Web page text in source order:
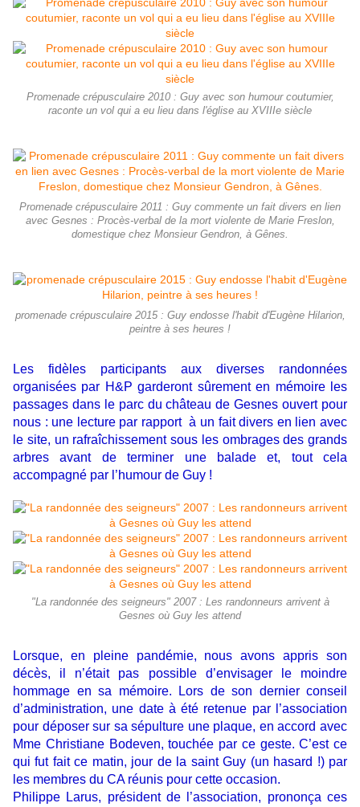
Promenade crépusculaire 2010 : Guy avec son humour coutumier,
raconte un vol qui a eu lieu dans l'église au XVIIIe siècle
Promenade crépusculaire 2011 : Guy commente un fait divers en lien
avec Gesnes : Procès-verbal de la mort violente de Marie Freslon,
domestique chez Monsieur Gendron, à Gênes.
promenade crépusculaire 2015 : Guy endosse l'habit d'Eugène Hilarion,
peintre à ses heures !
Les fidèles participants aux diverses randonnées
organisées par H&P garderont sûrement en mémoire les
passages dans le parc du château de Gesnes ouvert pour
nous : une lecture par rapport à un fait divers en lien avec
le site, un rafraîchissement sous les ombrages des grands
arbres avant de terminer une balade et, tout cela
accompagné par l’humour de Guy !
"La randonnée des seigneurs" 2007 : Les randonneurs arrivent à
Gesnes où Guy les attend
Lorsque, en pleine pandémie, nous avons appris son
décès, il n’était pas possible d’envisager le moindre
hommage en sa mémoire. Lors de son dernier conseil
d’administration, une date à été retenue par l’association
pour déposer sur sa sépulture une plaque, en accord avec
Mme Christiane Bodeven, touchée par ce geste. C’est ce
qui fut fait ce matin, jour de la saint Guy (un hasard !) par
les membres du CA réunis pour cette occasion.
Philippe Larus, président de l’association, prononça ces